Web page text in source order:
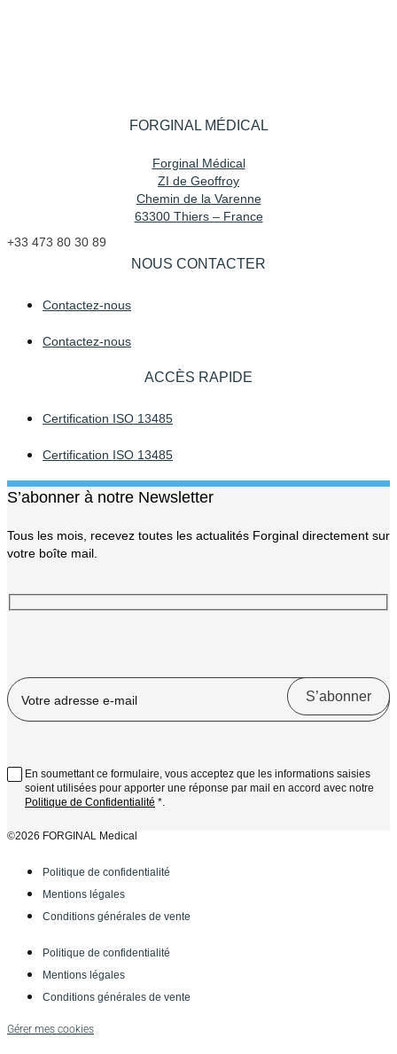
FORGINAL MÉDICAL
Forginal Médical
ZI de Geoffroy
Chemin de la Varenne
63300 Thiers – France
+33 473 80 30 89
NOUS CONTACTER
Contactez-nous
Contactez-nous
ACCÈS RAPIDE
Certification ISO 13485
Certification ISO 13485
S’abonner à notre Newsletter
Tous les mois, recevez toutes les actualités Forginal directement sur
votre boîte mail.
En soumettant ce formulaire, vous acceptez que les informations saisies
soient utilisées pour apporter une réponse par mail en accord avec notre
Politique de Confidentialité *.
©2026 FORGINAL Medical
Politique de confidentialité
Mentions légales
Conditions générales de vente
Politique de confidentialité
Mentions légales
Conditions générales de vente
Gérer mes cookies